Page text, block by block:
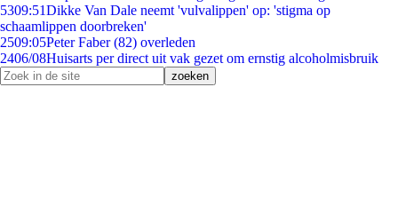
5309:51Dikke Van Dale neemt 'vulvalippen' op: 'stigma op
schaamlippen doorbreken'
2509:05Peter Faber (82) overleden
2406/08Huisarts per direct uit vak gezet om ernstig alcoholmisbruik